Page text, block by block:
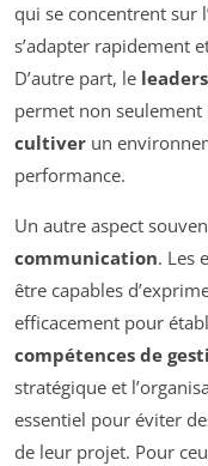
qui se concentrent sur
s’adapter rapidement
D’autre part, le
permet non seulement
cultiver un
performance.
Un autre aspect
communication. Les
être capables
efficacement pour
compétences de
stratégique et
essentiel pour éviter
de leur projet. Pour